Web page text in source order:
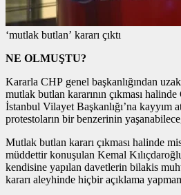
‘mutlak butlan’ kararı çıktı
NE OLMUŞTU?
Kararla CHP genel başkanlığından
mutlak butlan kararının çıkması
İstanbul Vilayet Başkanlığı’na kayyım
protestoların bir benzerinin
Mutlak butlan kararı çıkması halinde
müddettir konuşulan Kemal
kendisine yapılan davetlerin bilakis
kararı aleyhinde hiçbir açıklama